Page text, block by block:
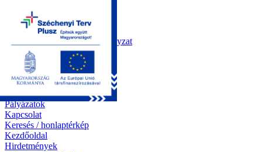
Kezdőoldal
Önkormányzat
Polgármesteri Hivatal
Roma Nemzetiségi Önkormányzat
Elektronikus ügyintézés
Közérdekű információk
Tiszapüspöki bemutatása
Galéria
Díjazottaink
Pályázatok
Kapcsolat
Keresés / honlaptérkép
Kezdőoldal
Hirdetmények